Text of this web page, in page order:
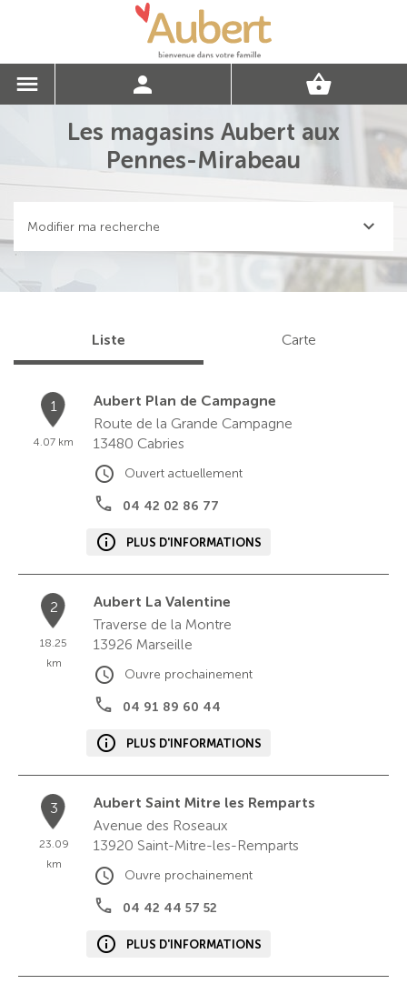
Les magasins Aubert aux
Pennes-Mirabeau
Modifier ma recherche
Liste Carte
1
4.07 km
Aubert Plan de Campagne
Route de la Grande Campagne
13480 Cabries
04 42 02 86 77
Ouvert actuellement
PLUS D'INFORMATIONS
2
18.25
km
Aubert La Valentine
Traverse de la Montre
13926 Marseille
04 91 89 60 44
Ouvre prochainement
PLUS D'INFORMATIONS
3
23.09
km
Aubert Saint Mitre les Remparts
Avenue des Roseaux
13920 Saint-Mitre-les-Remparts
04 42 44 57 52
Ouvre prochainement
PLUS D'INFORMATIONS